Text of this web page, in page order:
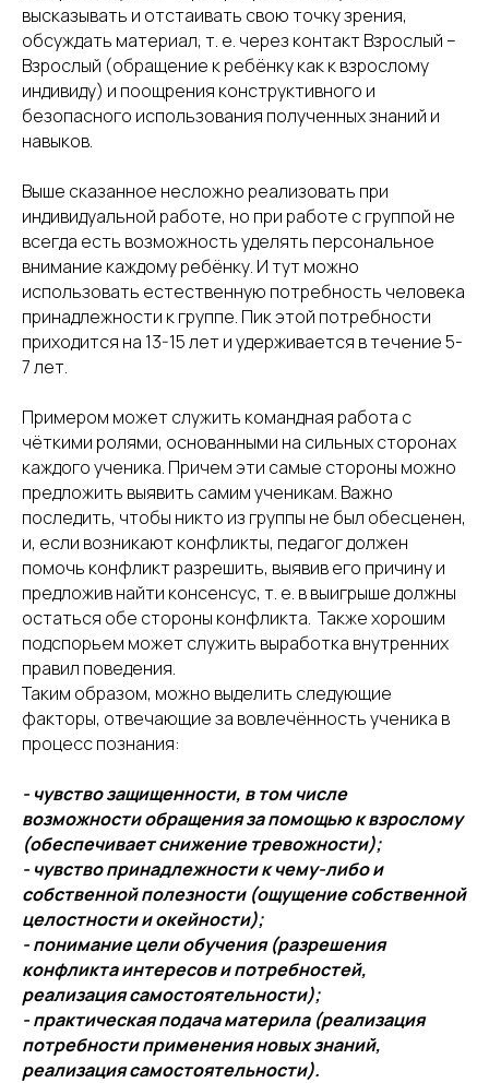
высказывать и отстаивать свою точку зрения,
обсуждать материал, т. е. через контакт Взрослый –
Взрослый (обращение к ребёнку как к взрослому
индивиду) и поощрения конструктивного и
безопасного использования полученных знаний и
навыков.
Выше сказанное несложно реализовать при
индивидуальной работе, но при работе с группой не
всегда есть возможность уделять персональное
внимание каждому ребёнку. И тут можно
использовать естественную потребность человека
принадлежности к группе. Пик этой потребности
приходится на 13-15 лет и удерживается в течение 5-
7 лет.
Примером может служить командная работа с
чёткими ролями, основанными на сильных сторонах
каждого ученика. Причем эти самые стороны можно
предложить выявить самим ученикам. Важно
последить, чтобы никто из группы не был обесценен,
и, если возникают конфликты, педагог должен
помочь конфликт разрешить, выявив его причину и
предложив найти консенсус, т. е. в выигрыше должны
остаться обе стороны конфликта. Также хорошим
подспорьем может служить выработка внутренних
правил поведения.
Таким образом, можно выделить следующие
факторы, отвечающие за вовлечённость ученика в
процесс познания:
- чувство защищенности, в том числе
возможности обращения за помощью к взрослому
(обеспечивает снижение тревожности);
- чувство принадлежности к чему-либо и
собственной полезности (ощущение собственной
целостности и окейности);
- понимание цели обучения (разрешения
конфликта интересов и потребностей,
реализация самостоятельности);
- практическая подача материла (реализация
потребности применения новых знаний,
реализация самостоятельности).